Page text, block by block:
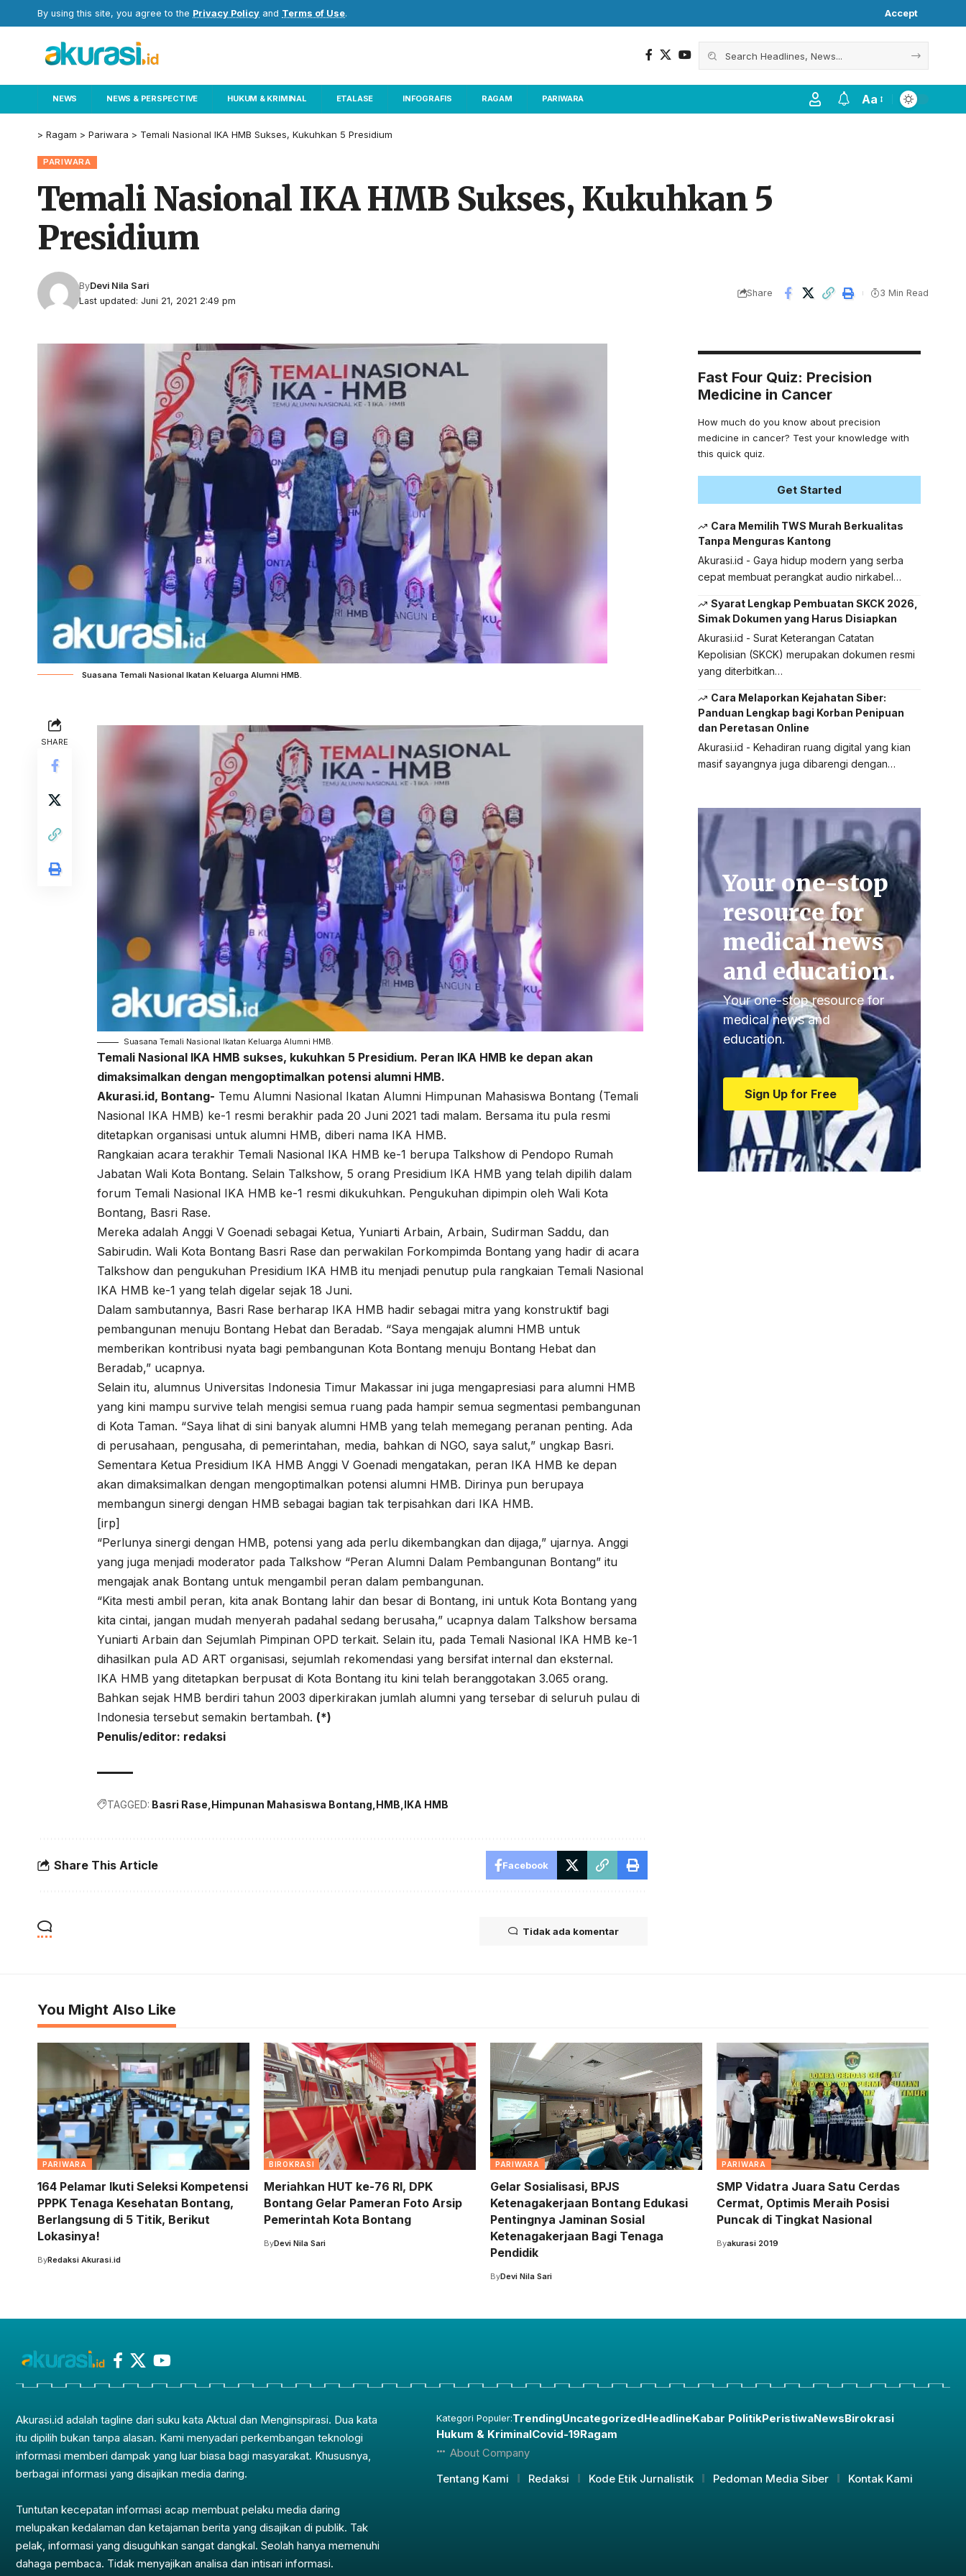
By using this site, you agree to the Privacy Policy and Terms of Use. Accept
NEWS NEWS & PERSPECTIVE HUKUM & KRIMINAL ETALASE INFOGRAFIS RAGAM PARIWARA Aa
> Ragam > Pariwara > Temali Nasional IKA HMB Sukses, Kukuhkan 5 Presidium
PARIWARA
Temali Nasional IKA HMB Sukses, Kukuhkan 5
Presidium
Last updated: Juni 21, 2021 2:49 pm
ByDevi Nila Sari
Share 3 Min Read
Suasana Temali Nasional Ikatan Keluarga Alumni HMB.
SHARE
Suasana Temali Nasional Ikatan Keluarga Alumni HMB.
Temali Nasional IKA HMB sukses, kukuhkan 5 Presidium. Peran IKA HMB ke depan akan
dimaksimalkan dengan mengoptimalkan potensi alumni HMB.
Akurasi.id, Bontang- Temu Alumni Nasional Ikatan Alumni Himpunan Mahasiswa Bontang (Temali
Nasional IKA HMB) ke-1 resmi berakhir pada 20 Juni 2021 tadi malam. Bersama itu pula resmi
ditetapkan organisasi untuk alumni HMB, diberi nama IKA HMB.
Rangkaian acara terakhir Temali Nasional IKA HMB ke-1 berupa Talkshow di Pendopo Rumah
Jabatan Wali Kota Bontang. Selain Talkshow, 5 orang Presidium IKA HMB yang telah dipilih dalam
forum Temali Nasional IKA HMB ke-1 resmi dikukuhkan. Pengukuhan dipimpin oleh Wali Kota
Bontang, Basri Rase.
Mereka adalah Anggi V Goenadi sebagai Ketua, Yuniarti Arbain, Arbain, Sudirman Saddu, dan
Sabirudin. Wali Kota Bontang Basri Rase dan perwakilan Forkompimda Bontang yang hadir di acara
Talkshow dan pengukuhan Presidium IKA HMB itu menjadi penutup pula rangkaian Temali Nasional
IKA HMB ke-1 yang telah digelar sejak 18 Juni.
Dalam sambutannya, Basri Rase berharap IKA HMB hadir sebagai mitra yang konstruktif bagi
pembangunan menuju Bontang Hebat dan Beradab. “Saya mengajak alumni HMB untuk
memberikan kontribusi nyata bagi pembangunan Kota Bontang menuju Bontang Hebat dan
Beradab,” ucapnya.
Selain itu, alumnus Universitas Indonesia Timur Makassar ini juga mengapresiasi para alumni HMB
yang kini mampu survive telah mengisi semua ruang pada hampir semua segmentasi pembangunan
di Kota Taman. “Saya lihat di sini banyak alumni HMB yang telah memegang peranan penting. Ada
di perusahaan, pengusaha, di pemerintahan, media, bahkan di NGO, saya salut,” ungkap Basri.
Sementara Ketua Presidium IKA HMB Anggi V Goenadi mengatakan, peran IKA HMB ke depan
akan dimaksimalkan dengan mengoptimalkan potensi alumni HMB. Dirinya pun berupaya
membangun sinergi dengan HMB sebagai bagian tak terpisahkan dari IKA HMB.
[irp]
“Perlunya sinergi dengan HMB, potensi yang ada perlu dikembangkan dan dijaga,” ujarnya. Anggi
yang juga menjadi moderator pada Talkshow “Peran Alumni Dalam Pembangunan Bontang” itu
mengajak anak Bontang untuk mengambil peran dalam pembangunan.
“Kita mesti ambil peran, kita anak Bontang lahir dan besar di Bontang, ini untuk Kota Bontang yang
kita cintai, jangan mudah menyerah padahal sedang berusaha,” ucapnya dalam Talkshow bersama
Yuniarti Arbain dan Sejumlah Pimpinan OPD terkait. Selain itu, pada Temali Nasional IKA HMB ke-1
dihasilkan pula AD ART organisasi, sejumlah rekomendasi yang bersifat internal dan eksternal.
IKA HMB yang ditetapkan berpusat di Kota Bontang itu kini telah beranggotakan 3.065 orang.
Bahkan sejak HMB berdiri tahun 2003 diperkirakan jumlah alumni yang tersebar di seluruh pulau di
Indonesia tersebut semakin bertambah. (*)
Penulis/editor: redaksi
TAGGED: Basri Rase Himpunan Mahasiswa Bontang HMB IKA HMB
Share This Article Facebook
Tidak ada komentar
Fast Four Quiz: Precision
Medicine in Cancer
How much do you know about precision
medicine in cancer? Test your knowledge with
this quick quiz.
Get Started
Cara Memilih TWS Murah Berkualitas
Tanpa Menguras Kantong
Akurasi.id - Gaya hidup modern yang serba
cepat membuat perangkat audio nirkabel…
Syarat Lengkap Pembuatan SKCK 2026,
Simak Dokumen yang Harus Disiapkan
Akurasi.id - Surat Keterangan Catatan
Kepolisian (SKCK) merupakan dokumen resmi
yang diterbitkan…
Cara Melaporkan Kejahatan Siber:
Panduan Lengkap bagi Korban Penipuan
dan Peretasan Online
Akurasi.id - Kehadiran ruang digital yang kian
masif sayangnya juga dibarengi dengan…
Your one-stop
resource for
medical news
and education.
Your one-stop resource for
medical news and
education.
Sign Up for Free
You Might Also Like
PARIWARA
164 Pelamar Ikuti Seleksi Kompetensi
PPPK Tenaga Kesehatan Bontang,
Berlangsung di 5 Titik, Berikut
Lokasinya!
ByRedaksi Akurasi.id
BIROKRASI
Meriahkan HUT ke-76 RI, DPK
Bontang Gelar Pameran Foto Arsip
Pemerintah Kota Bontang
ByDevi Nila Sari
PARIWARA
Gelar Sosialisasi, BPJS
Ketenagakerjaan Bontang Edukasi
Pentingnya Jaminan Sosial
Ketenagakerjaan Bagi Tenaga
Pendidik
ByDevi Nila Sari
PARIWARA
SMP Vidatra Juara Satu Cerdas
Cermat, Optimis Meraih Posisi
Puncak di Tingkat Nasional
Byakurasi 2019
Akurasi.id adalah tagline dari suku kata Aktual dan Menginspirasi. Dua kata
itu dipilih bukan tanpa alasan. Kami menyadari perkembangan teknologi
informasi memberi dampak yang luar biasa bagi masyarakat. Khususnya,
berbagai informasi yang disajikan media daring.
Tuntutan kecepatan informasi acap membuat pelaku media daring
melupakan kedalaman dan ketajaman berita yang disajikan di publik. Tak
pelak, informasi yang disuguhkan sangat dangkal. Seolah hanya memenuhi
dahaga pembaca. Tidak menyajikan analisa dan intisari informasi.
Kategori Populer:TrendingUncategorizedHeadlineKabar PolitikPeristiwaNewsBirokrasi
Hukum & KriminalCovid-19Ragam
About Company
Tentang Kami Redaksi Kode Etik Jurnalistik Pedoman Media Siber Kontak Kami